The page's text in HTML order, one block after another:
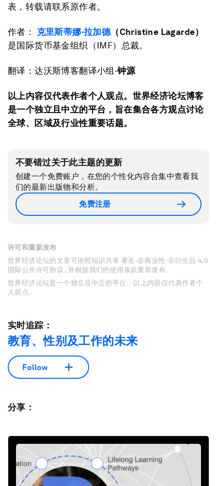
表，转载请联系原作者。
作者： 克里斯蒂娜·拉加德（Christine Lagarde）
是国际货币基金组织（IMF）总裁。
翻译：达沃斯博客翻译小组·钟源
以上内容仅代表作者个人观点。世界经济论坛博客
是一个独立且中立的平台，旨在集合各方观点讨论
全球、区域及行业性重要话题。
不要错过关于此主题的更新
创建一个免费账户，在您的个性化内容合集中查看我
们的最新出版物和分析。
免费注册
许可和重新发布
世界经济论坛的文章可依照知识共享 署名-非商业性-非衍生品 4.0
国际公共许可协议 , 并根据我们的使用条款重新发布。
世界经济论坛是一个独立且中立的平台，以上内容仅代表作者个
人观点。
实时追踪：
教育、性别及工作的未来
Follow
分享：